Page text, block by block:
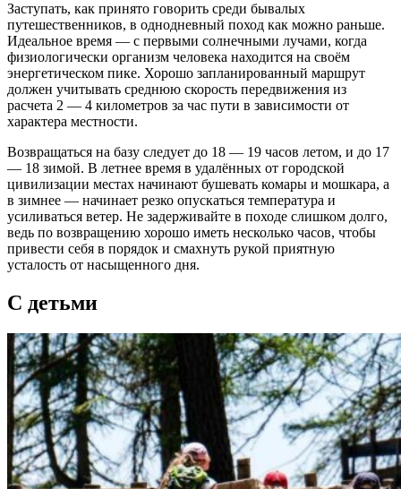
Заступать, как принято говорить среди бывалых
путешественников, в однодневный поход как можно раньше.
Идеальное время — с первыми солнечными лучами, когда
физиологически организм человека находится на своём
энергетическом пике. Хорошо запланированный маршрут
должен учитывать среднюю скорость передвижения из
расчета 2 — 4 километров за час пути в зависимости от
характера местности.
Возвращаться на базу следует до 18 — 19 часов летом, и до 17
— 18 зимой. В летнее время в удалённых от городской
цивилизации местах начинают бушевать комары и мошкара, а
в зимнее — начинает резко опускаться температура и
усиливаться ветер. Не задерживайте в походе слишком долго,
ведь по возвращению хорошо иметь несколько часов, чтобы
привести себя в порядок и смахнуть рукой приятную
усталость от насыщенного дня.
С детьми